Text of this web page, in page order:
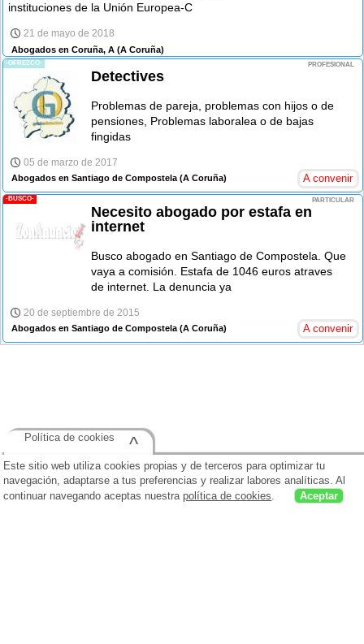
instituciones de la Unión Europea-C
21 de mayo de 2018
Abogados en Coruña, A (A Coruña)
-OFREZCO- PROFESIONAL
Detectives
Problemas de pareja, problemas con hijos o de
pensiones, Problemas laboralea o de bajas
fingidas
05 de marzo de 2017
Abogados en Santiago de Compostela (A Coruña) A convenir
-BUSCO- PARTICULAR
Necesito abogado por estafa en
internet
Busco abogado en Santiago de Compostela. Que
vaya a comisión. Estafa de 1046 euros atraves
de internet. La denuncia ya
20 de septiembre de 2015
Abogados en Santiago de Compostela (A Coruña) A convenir
Este sitio web utiliza cookies propias y de terceros para optimizar tu
navegación, adaptarse a tus preferencias y realizar labores analíticas. Al
continuar navegando aceptas nuestrapolítica de cookies. Aceptar
Política de cookies ^